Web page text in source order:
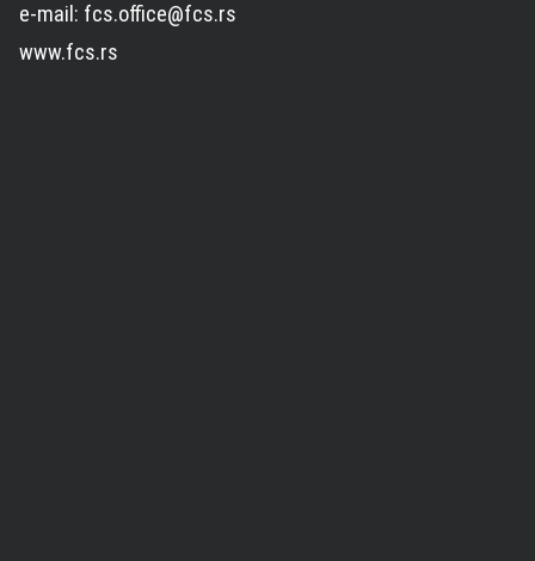
e-mail: fcs.office@fcs.rs
www.fcs.rs